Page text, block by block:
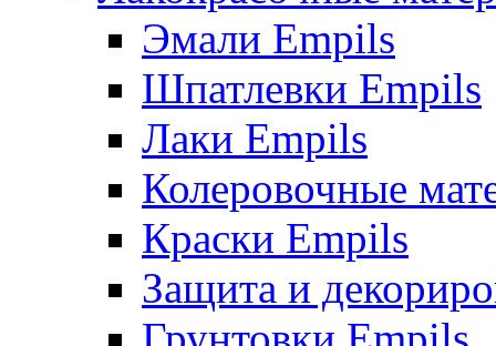
Эмали Empils
Шпатлевки Empils
Лаки Empils
Колеровочные
Краски Empils
Защита и